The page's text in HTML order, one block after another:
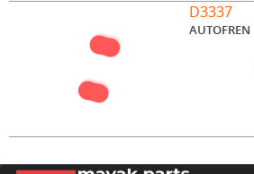
D3337
AUTOFREN